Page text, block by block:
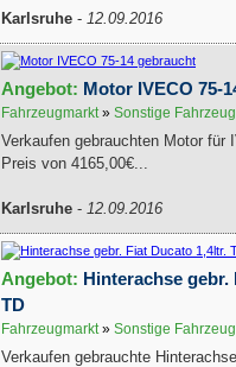
Karlsruhe - 12.09.2016
Angebot: Motor IVECO 75-
Fahrzeugmarkt» Sonstige
Verkaufen gebrauchten Motor für
Preis von 4165,00€...
Karlsruhe - 12.09.2016
Angebot: Hinterachse gebr.
TD
Fahrzeugmarkt» Sonstige
Verkaufen gebrauchte